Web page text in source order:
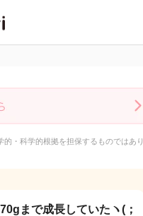
・科学的根拠を担保するものではあり
まで成長していたヽ(；